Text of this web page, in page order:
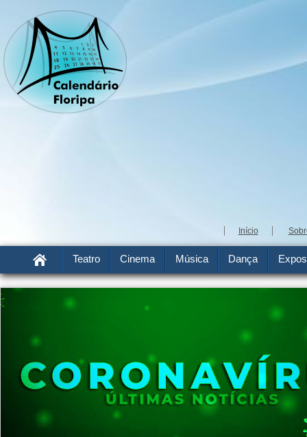
Início
Teatro Cinema Música Dança